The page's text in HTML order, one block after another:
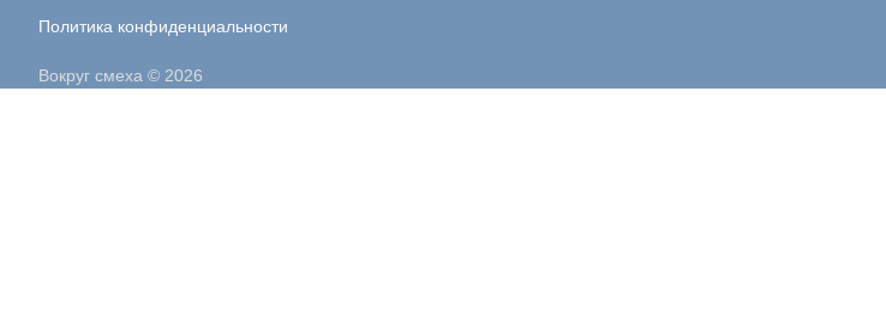
Политика конфиденциальности
Вокруг смеха © 2026